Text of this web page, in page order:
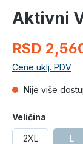
Aktivni
RSD
Cene uklj. PDV
Nije više
Veličina
2XL L